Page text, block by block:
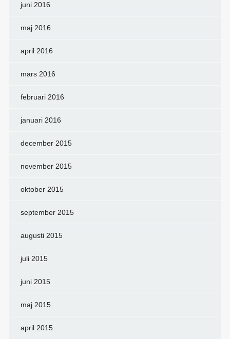
juni 2016
maj 2016
april 2016
mars 2016
februari 2016
januari 2016
december 2015
november 2015
oktober 2015
september 2015
augusti 2015
juli 2015
juni 2015
maj 2015
april 2015